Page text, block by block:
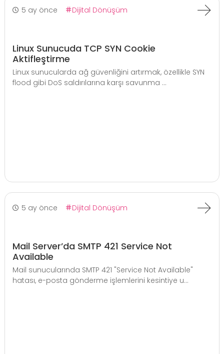
5 ay önce Dijital Dönüşüm
Linux Sunucuda TCP SYN Cookie
Aktifleştirme
Linux sunucularda ağ güvenliğini artırmak, özellikle SYN
flood gibi DoS saldırılarına karşı savunma ...
5 ay önce Dijital Dönüşüm
Mail Server’da SMTP 421 Service Not
Available
Mail sunucularında SMTP 421 "Service Not Available"
hatası, e-posta gönderme işlemlerini kesintiye u...